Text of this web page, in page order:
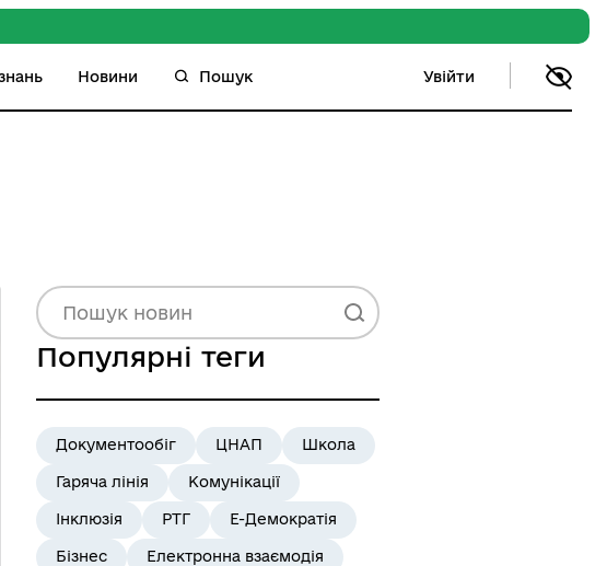
Новини Пошук Увійти
Популярні теги
Документообіг ЦНАП Школа
Гаряча лінія Комунікації
Інклюзія РТГ Е-Демократія
Бізнес Електронна взаємодія